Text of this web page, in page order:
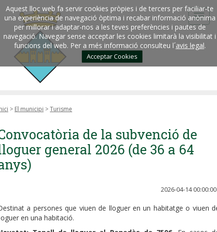
Aquest lloc web fa servir cookies pròpies i de tercers per faciliar-te
una experiència de navegació òptima i recabar informació anònima
per millorar i adaptar-nos a les teves preferències i pautes de
navegació. Navegar sense acceptar les cookies limitarà la visibilitat i
funcions del web. Per a més informació consulteu l´avis legal.
Acceptar Cookies
> El municipi >Turisme
de la subvenció de
general 2026 (de 36 a 64
2026-04-14 00:00:00
a persones que viuen de lloguer en un habitatge o viuen
en una habitació.